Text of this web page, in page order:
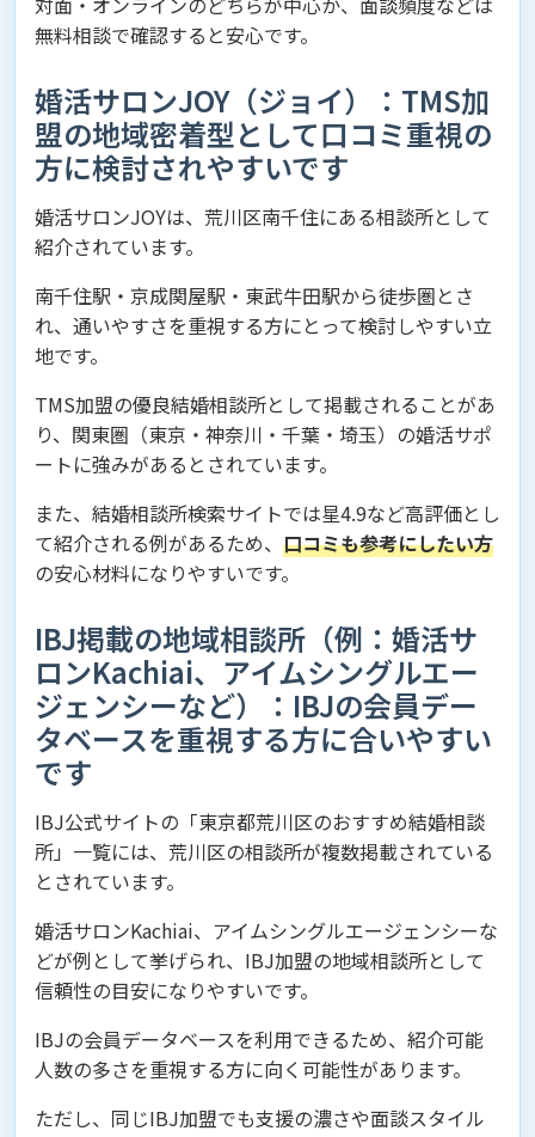
無料相談で確認すると安心です。
婚活サロンJOY（ジョイ）：TMS加
盟の地域密着型として口コミ重視の
方に検討されやすいです
婚活サロンJOYは、荒川区南千住にある相談所として
紹介されています。
南千住駅・京成関屋駅・東武牛田駅から徒歩圏とさ
れ、通いやすさを重視する方にとって検討しやすい立
地です。
TMS加盟の優良結婚相談所として掲載されることがあ
り、関東圏（東京・神奈川・千葉・埼玉）の婚活サポ
ートに強みがあるとされています。
また、結婚相談所検索サイトでは星4.9など高評価とし
て紹介される例があるため、 口コミも参考にしたい方
の安心材料になりやすいです。
IBJ掲載の地域相談所（例：婚活サ
ロンKachiai、アイムシングルエー
ジェンシーなど）：IBJの会員デー
タベースを重視する方に合いやすい
です
IBJ公式サイトの「東京都荒川区のおすすめ結婚相談
所」一覧には、荒川区の相談所が複数掲載されている
とされています。
婚活サロンKachiai、アイムシングルエージェンシーな
どが例として挙げられ、IBJ加盟の地域相談所として
信頼性の目安になりやすいです。
IBJの会員データベースを利用できるため、紹介可能
人数の多さを重視する方に向く可能性があります。
ただし、同じIBJ加盟でも支援の濃さや面談スタイル